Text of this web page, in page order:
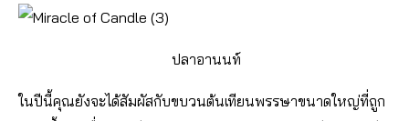
ปลาอานนท์
ในปีนี้คุณยังจะได้สัมผัสกับขบวนต้นเทียนพรรษาขนาดใหญ่ที่ถูก